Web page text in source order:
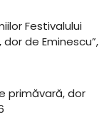
Festivalului
de Eminescu”,
primăvară, dor